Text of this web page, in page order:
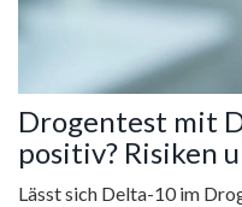
Drogentest mit
positiv? Risiken
Lässt sich Delta-10 im